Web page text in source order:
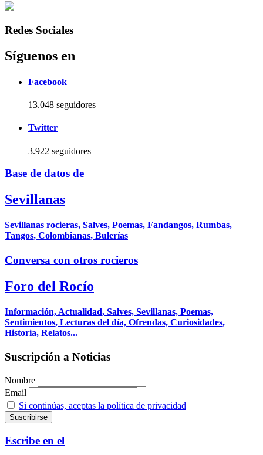
Redes Sociales
Síguenos en
Facebook
13.048 seguidores
Twitter
3.922 seguidores
Base de datos de
Sevillanas
Sevillanas rocieras, Salves, Poemas, Fandangos, Rumbas,
Tangos, Colombianas, Bulerías
Conversa con otros rocieros
Foro del Rocío
Información, Actualidad, Salves, Sevillanas, Poemas,
Sentimientos, Lecturas del día, Ofrendas, Curiosidades,
Historia, Relatos...
Suscripción a Noticias
Nombre
Email
Si continúas, aceptas la política de privacidad
Escribe en el